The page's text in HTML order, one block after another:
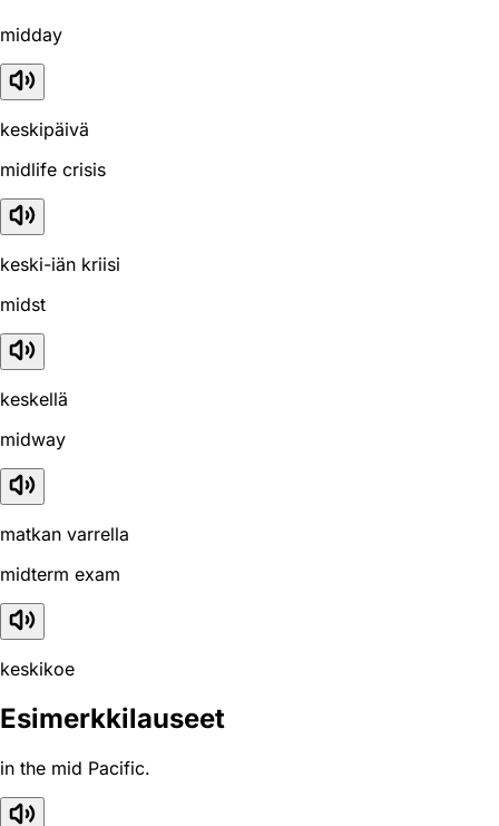
midday
keskipäivä
midlife crisis
keski-iän kriisi
midst
keskellä
midway
matkan varrella
midterm exam
keskikoe
Esimerkkilauseet
in the mid Pacific.